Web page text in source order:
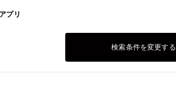
プリ
検索条件を変更する